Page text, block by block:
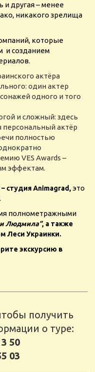
и другая – менее
никакого зрелища
которые
и созданием
актёра
один актер
одного и того
и сложный: здесь
персональный актёр
полностью
VES Awards –
эффектам.
студия Animagrad,это
полнометражными
и Людмила”, а также
Леси Украинки.
экскурсию в
получить
о туре:
50
03